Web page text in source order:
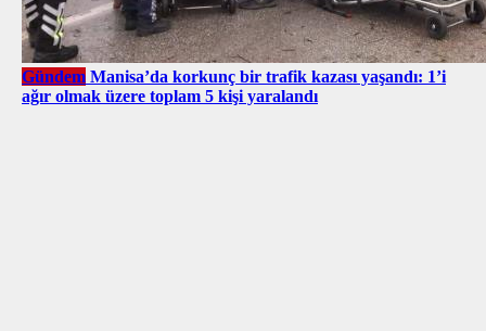
Gündem Manisa’da korkunç bir trafik kazası yaşandı: 1’i
ağır olmak üzere toplam 5 kişi yaralandı